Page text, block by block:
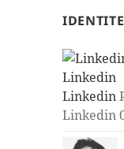
Linkedin
Linkedin